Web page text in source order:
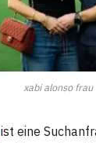
xabi alonso frau
ist eine